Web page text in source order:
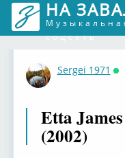
НА
соцсеть
Sergei 1971
Etta
(2002)